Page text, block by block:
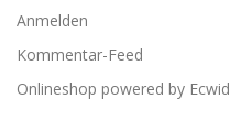
Anmelden
Kommentar-Feed
Onlineshop powered by Ecwid